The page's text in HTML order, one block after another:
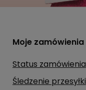
Moje zamówienia
Status zamówienia
Śledzenie przesyłki